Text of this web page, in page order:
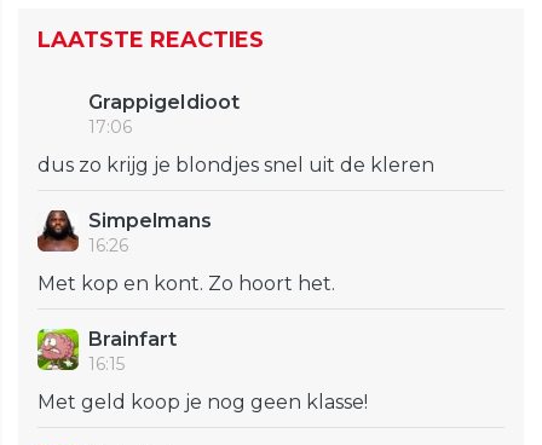
LAATSTE REACTIES
GrappigeIdioot
17:06
dus zo krijg je blondjes snel uit de kleren
Simpelmans
16:26
Met kop en kont. Zo hoort het.
Brainfart
16:15
Met geld koop je nog geen klasse!